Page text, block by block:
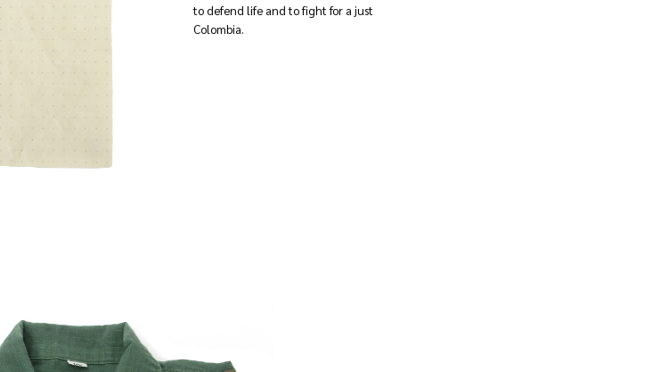
to defend life and to fight for a just
Colombia.